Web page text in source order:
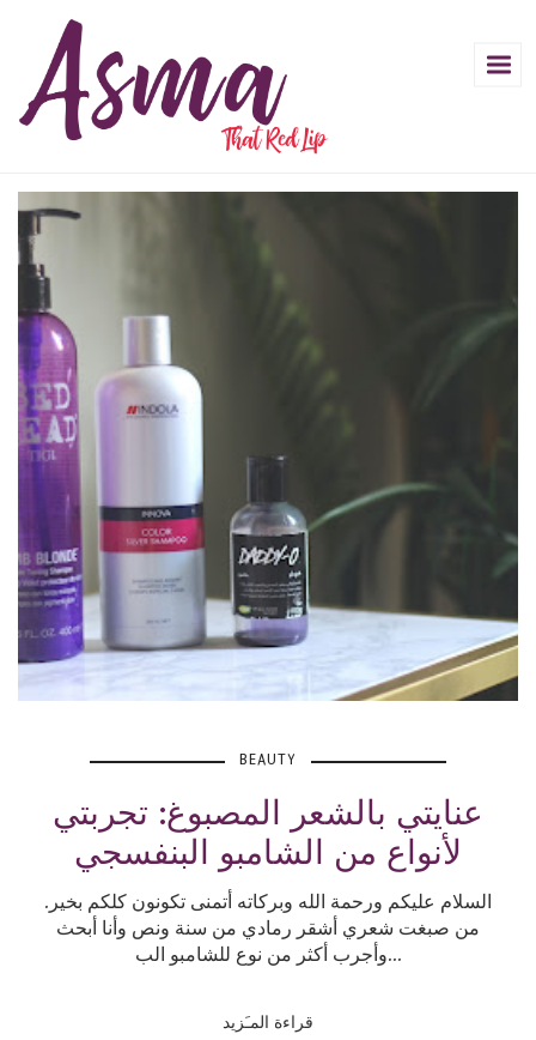
BEAUTY
عنايتي بالشعر المصبوغ: تجربتي
لأنواع من الشامبو البنفسجي
السلام عليكم ورحمة الله وبركاته أتمنى تكونون كلكم بخير.
من صبغت شعري أشقر رمادي من سنة ونص وأنا أبحث
وأجرب أكثر من نوع للشامبو الب...
قراءة المـَزيد